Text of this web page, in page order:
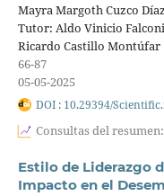
Mayra Margoth Cuzco
Tutor: Aldo Vinicio
Ricardo Castillo Montúfar
66-87
05-05-2025
DOI : 10.29394/
Consultas del
Estilo de Liderazgo
Impacto en el